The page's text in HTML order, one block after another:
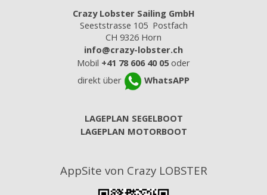
Crazy Lobster Sailing GmbH
Seeststrasse 105 Postfach
CH 9326 Horn
info@crazy-lobster.ch
Mobil +41 78 606 40 05oder
direkt über
WhatsAPP
LAGEPLAN SEGELBOOT
LAGEPLAN MOTORBOOT
AppSite von Crazy LOBSTER